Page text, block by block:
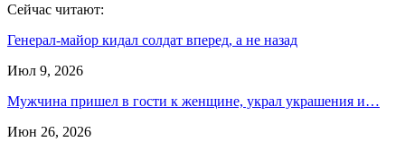
Сейчас читают:
Генерал-майор кидал солдат вперед, а не назад
Июл 9, 2026
Мужчина пришел в гости к женщине, украл украшения и…
Июн 26, 2026